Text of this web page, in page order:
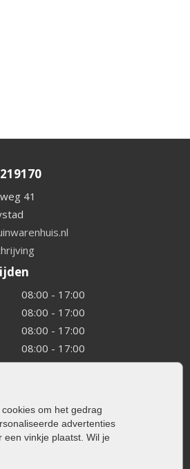
om het gedrag
advertenties
vinkje plaatst. Wil je
41
08:00 - 17:00
08:00 - 17:00
08:00 - 17:00
08:00 - 17:00
08:00 - 17:00